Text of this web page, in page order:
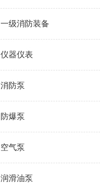
一级消防装备
仪器仪表
消防泵
防爆泵
空气泵
润滑油泵